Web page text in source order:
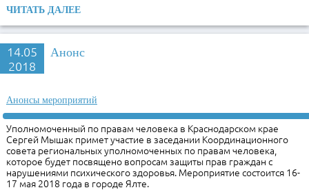
ЧИТАТЬ ДАЛЕЕ
14.05
2018
Анонс
Анонсы мероприятий
Уполномоченный по правам человека в Краснодарском крае
Сергей Мышак примет участие в заседании Координационного
совета региональных уполномоченных по правам человека,
которое будет посвящено вопросам защиты прав граждан с
нарушениями психического здоровья. Мероприятие состоится 16-
17 мая 2018 года в городе Ялте.